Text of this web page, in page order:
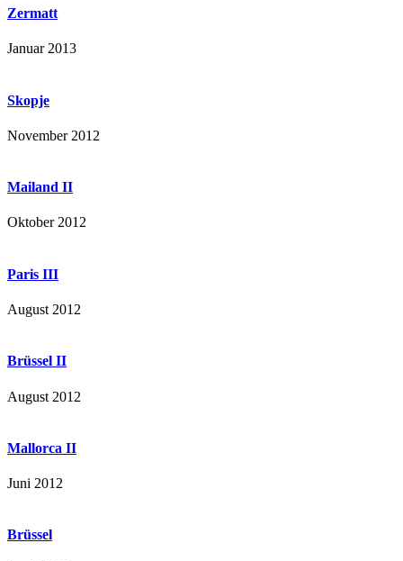
Zermatt
Januar 2013
Skopje
November 2012
Mailand II
Oktober 2012
Paris III
August 2012
Brüssel II
August 2012
Mallorca II
Juni 2012
Brüssel